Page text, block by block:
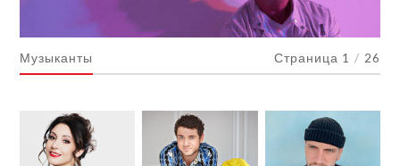
Музыканты Страница 1 / 26